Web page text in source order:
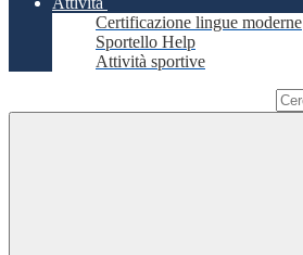
Certificazione lingue moderne
Sportello Help
Attività sportive